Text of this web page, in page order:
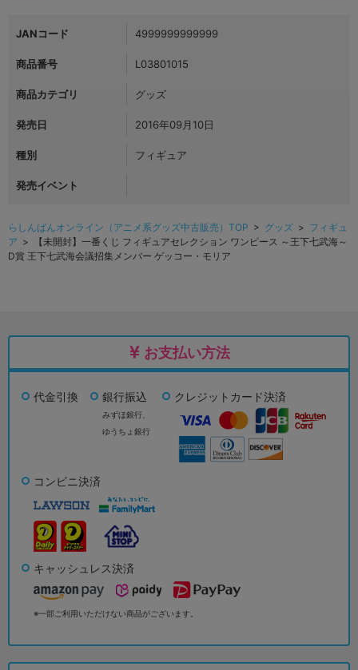
JANコード 4999999999999
商品番号 L03801015
商品カテゴリ グッズ
発売日 2016年09月10日
種別 フィギュア
発売イベント
らしんばんオンライン（アニメ系グッズ中古販売）TOP > グッズ > フィギュ
ア > 【未開封】一番くじ フィギュアセレクション ワンピース ～王下七武海～
D賞 王下七武海会議招集メンバー ゲッコー・モリア
お支払い方法
代金引換 銀行振込
みずほ銀行、
ゆうちょ銀行
クレジットカード決済
コンビニ決済
キャッシュレス決済
※一部ご利用いただけない商品がございます。